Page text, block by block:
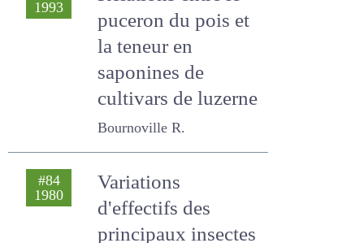
Relations entre le
puceron du pois et
la teneur en
saponines de
cultivars de
luzerne
Bournoville R.